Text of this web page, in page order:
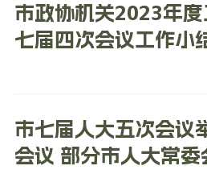
市政协机关2023年
七届四次会议工作小
市七届人大五次会议
会议 部分市人大常